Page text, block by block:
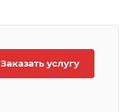
Заказать услугу